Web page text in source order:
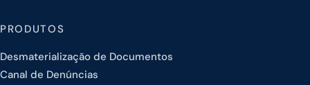
PRODUTOS
Desmaterialização de Documentos
Canal de Denúncias